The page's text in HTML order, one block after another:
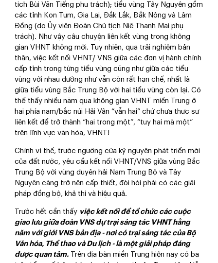
tịch Bùi Văn Tiếng phụ trách); tiểu vùng Tây Nguyên gồm
các tỉnh Kon Tum, Gia Lai, Đắk Lắk, Đắk Nông và Lâm
Đồng (do Ủy viên Đoàn Chủ tịch Niê Thanh Mai phụ
trách). Như vậy câu chuyện liên kết vùng trong không
gian VHNT không mới. Tuy nhiên, qua trải nghiệm bản
thân, việc kết nối VHNT/ VNS giữa các đơn vị hành chính
cấp tỉnh trong từng tiểu vùng cũng như giữa các tiểu
vùng với nhau dường như vẫn còn rất hạn chế, nhất là
giữa tiểu vùng Bắc Trung Bộ với hai tiểu vùng còn lại. Có
thể thấy nhiều năm qua không gian VHNT miền Trung ở
hai phía nam/bắc núi Hải Vân “vẫn hai” chứ chưa thực sự
liên kết để trở thành “hai trong một”, “tuy hai mà một”
trên lĩnh vực văn hóa, VHNT!
Chính vì thế, trước ngưỡng cửa kỷ nguyên phát triển mới
của đất nước, yêu cầu kết nối VHNT/VNS giữa vùng Bắc
Trung Bộ với vùng duyên hải Nam Trung Bộ và Tây
Nguyên càng trở nên cấp thiết, đòi hỏi phải có các giải
pháp đồng bộ, khả thi và hiệu quả.
Trước hết cần thấy việc kết nối để tổ chức các cuộc
giao lưu giữa đoàn VNS dự trại sáng tác VHNT hằng
năm với giới VNS bản địa - nơi có trại sáng tác của Bộ
Văn hóa, Thể thao và Du lịch - là một giải pháp đáng
được quan tâm. Trên địa bàn miền Trung hiện nay có ba